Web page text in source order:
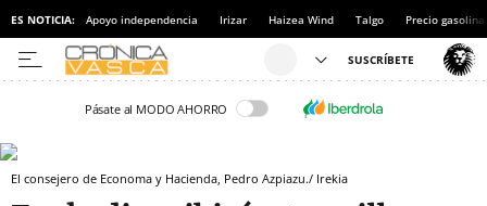
ES NOTICIA: Apoyo independencia Irizar Haizea Wind Talgo Precio gasolina
Pásate al MODO AHORRO
El consejero de Economa y Hacienda, Pedro Azpiazu./ Irekia